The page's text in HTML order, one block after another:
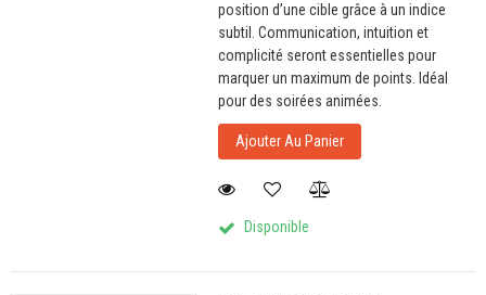
position d’une cible grâce à un indice
subtil. Communication, intuition et
complicité seront essentielles pour
marquer un maximum de points. Idéal
pour des soirées animées.
Ajouter Au Panier
Disponible